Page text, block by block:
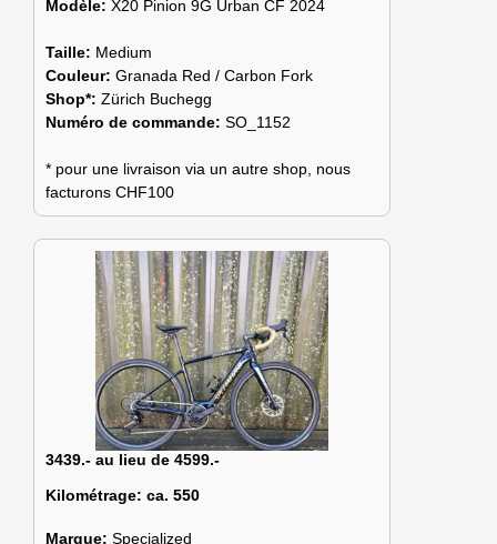
Modèle: X20 Pinion 9G Urban CF 2024
Taille: Medium
Couleur: Granada Red / Carbon Fork
Shop*: Zürich Buchegg
Numéro de commande: SO_1152
* pour une livraison via un autre shop, nous
facturons CHF100
3439.- au lieu de 4599.-
Kilométrage: ca. 550
Marque: Specialized